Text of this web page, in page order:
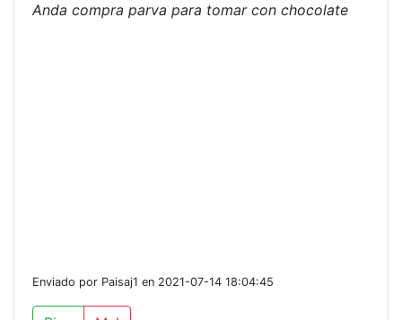
Anda compra parva para tomar con chocolate
Enviado por Paisaj1 en 2021-07-14 18:04:45